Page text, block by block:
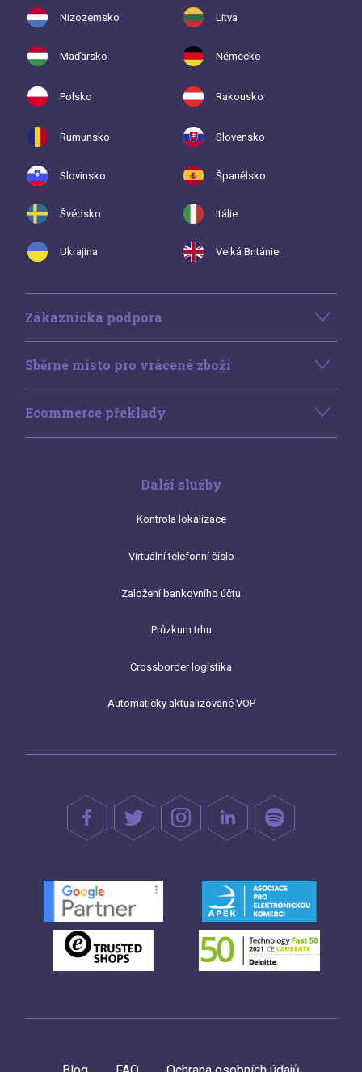
Nizozemsko Litva
Maďarsko Německo
Polsko Rakousko
Rumunsko Slovensko
Slovinsko Španělsko
Švédsko Itálie
Ukrajina Velká Británie
Zákaznická podpora
Sběrné místo pro vrácené zboží
Ecommerce překlady
Další služby
Kontrola lokalizace
Virtuální telefonní číslo
Založení bankovního účtu
Průzkum trhu
Crossborder logistika
Automaticky aktualizované VOP